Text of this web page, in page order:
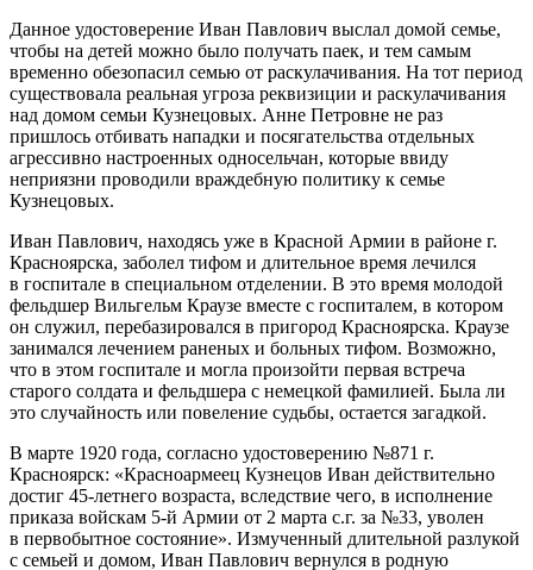
Данное удостоверение Иван Павлович выслал домой семье,
чтобы на детей можно было получать паек, и тем самым
временно обезопасил семью от раскулачивания. На тот период
существовала реальная угроза реквизиции и раскулачивания
над домом семьи Кузнецовых. Анне Петровне не раз
пришлось отбивать нападки и посягательства отдельных
агрессивно настроенных односельчан, которые ввиду
неприязни проводили враждебную политику к семье
Кузнецовых.
Иван Павлович, находясь уже в Красной Армии в районе г.
Красноярска, заболел тифом и длительное время лечился
в госпитале в специальном отделении. В это время молодой
фельдшер Вильгельм Краузе вместе с госпиталем, в котором
он служил, перебазировался в пригород Красноярска. Краузе
занимался лечением раненых и больных тифом. Возможно,
что в этом госпитале и могла произойти первая встреча
старого солдата и фельдшера с немецкой фамилией. Была ли
это случайность или повеление судьбы, остается загадкой.
В марте 1920 года, согласно удостоверению №871 г.
Красноярск: «Красноармеец Кузнецов Иван действительно
достиг 45-летнего возраста, вследствие чего, в исполнение
приказа войскам 5-й Армии от 2 марта с.г. за №33, уволен
в первобытное состояние». Измученный длительной разлукой
с семьей и домом, Иван Павлович вернулся в родную